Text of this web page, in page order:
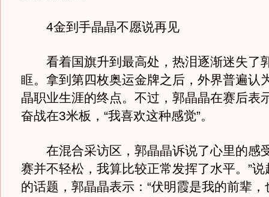
4金到手晶晶不愿说再见
看着国旗升到最高处，热泪逐渐迷失了
眶。拿到第四枚奥运金牌之后，外界普遍认
晶职业生涯的终点。不过，郭晶晶在赛后表
奋战在3米板，“我喜欢这种感觉”。
在混合采访区，郭晶晶诉说了心里的感
赛并不轻松，我算比较正常发挥了水平。”
的话题，郭晶晶表示：“伏明霞是我的前辈